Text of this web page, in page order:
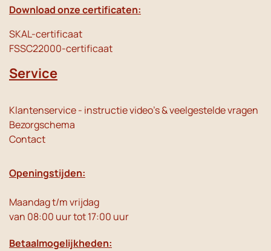
Download onze certificaten:
SKAL-certificaat
FSSC22000-certificaat
Service
Klantenservice - instructie video's & veelgestelde vragen
Bezorgschema
Contact
Openingstijden:
Maandag t/m vrijdag
van 08:00 uur tot 17:00 uur
Betaalmogelijkheden: